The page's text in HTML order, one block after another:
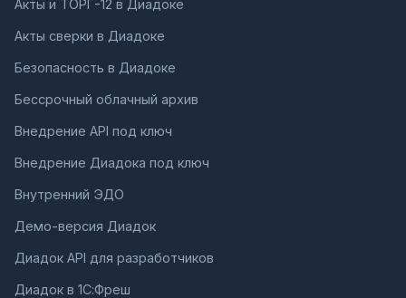
Акты и ТОРГ-12 в Диадоке
Акты сверки в Диадоке
Безопасность в Диадоке
Бессрочный облачный архив
Внедрение API под ключ
Внедрение Диадока под ключ
Внутренний ЭДО
Демо-версия Диадок
Диадок API для разработчиков
Диадок в 1С:Фреш